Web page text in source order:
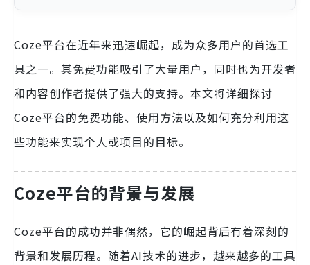
Coze平台在近年来迅速崛起，成为众多用户的首选工
具之一。其免费功能吸引了大量用户，同时也为开发者
和内容创作者提供了强大的支持。本文将详细探讨
Coze平台的免费功能、使用方法以及如何充分利用这
些功能来实现个人或项目的目标。
Coze平台的背景与发展
Coze平台的成功并非偶然，它的崛起背后有着深刻的
背景和发展历程。随着AI技术的进步，越来越多的工具